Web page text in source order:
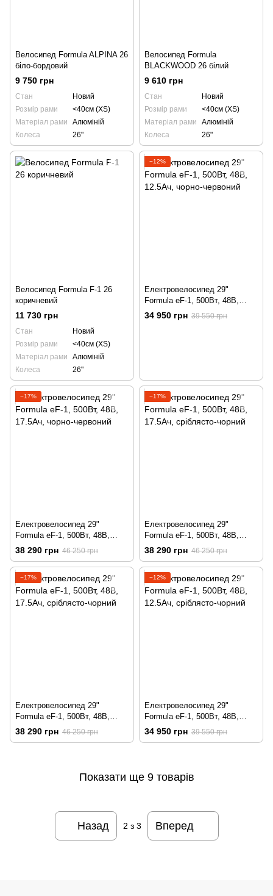
Велосипед Formula ALPINA 26
біло-бордовий
9 750 грн
Стан
Новий
Розмір рами
<40см (XS)
Матеріал рами
Алюміній
Колеса
26"
Велосипед Formula
BLACKWOOD 26 білий
9 610 грн
Стан
Новий
Розмір рами
<40см (XS)
Матеріал рами
Алюміній
Колеса
26"
Велосипед Formula F-1 26
коричневий
11 730 грн
Стан
Новий
Розмір рами
<40см (XS)
Матеріал рами
Алюміній
Колеса
26"
−12%
Електровелосипед 29"
Formula eF-1, 500Вт, 48В,
12.5Ач, чорно-червоний
34 950 грн 39 550 грн
−17%
Електровелосипед 29"
Formula eF-1, 500Вт, 48В,
17.5Ач, чорно-червоний
38 290 грн 46 250 грн
−17%
Електровелосипед 29"
Formula eF-1, 500Вт, 48В,
17.5Ач, сріблясто-чорний
38 290 грн 46 250 грн
−17%
Електровелосипед 29"
Formula eF-1, 500Вт, 48В,
17.5Ач, сріблясто-чорний
38 290 грн 46 250 грн
−12%
Електровелосипед 29"
Formula eF-1, 500Вт, 48В,
12.5Ач, сріблясто-чорний
34 950 грн 39 550 грн
Показати ще 9 товарів
Назад 2 з 3 Вперед